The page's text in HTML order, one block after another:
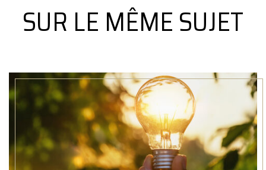
SUR LE MÊME SUJET